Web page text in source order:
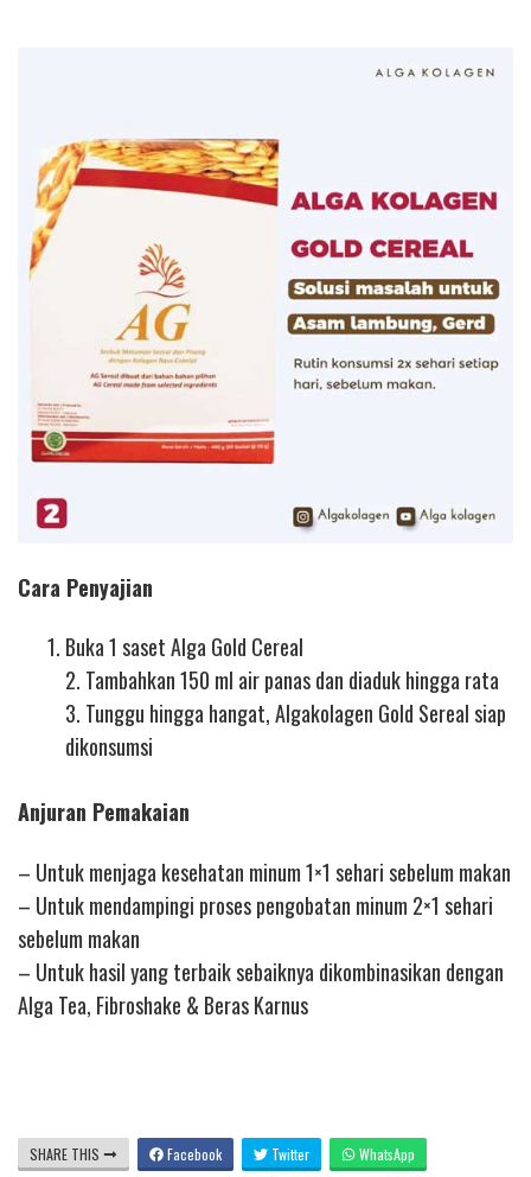
Cara Penyajian
Buka 1 saset Alga Gold Cereal
2. Tambahkan 150 ml air panas dan diaduk hingga rata
3. Tunggu hingga hangat, Algakolagen Gold Sereal siap
dikonsumsi
Anjuran Pemakaian
– Untuk menjaga kesehatan minum 1×1 sehari sebelum makan
– Untuk mendampingi proses pengobatan minum 2×1 sehari
sebelum makan
– Untuk hasil yang terbaik sebaiknya dikombinasikan dengan
Alga Tea, Fibroshake & Beras Karnus
SHARE THIS Facebook Twitter WhatsApp